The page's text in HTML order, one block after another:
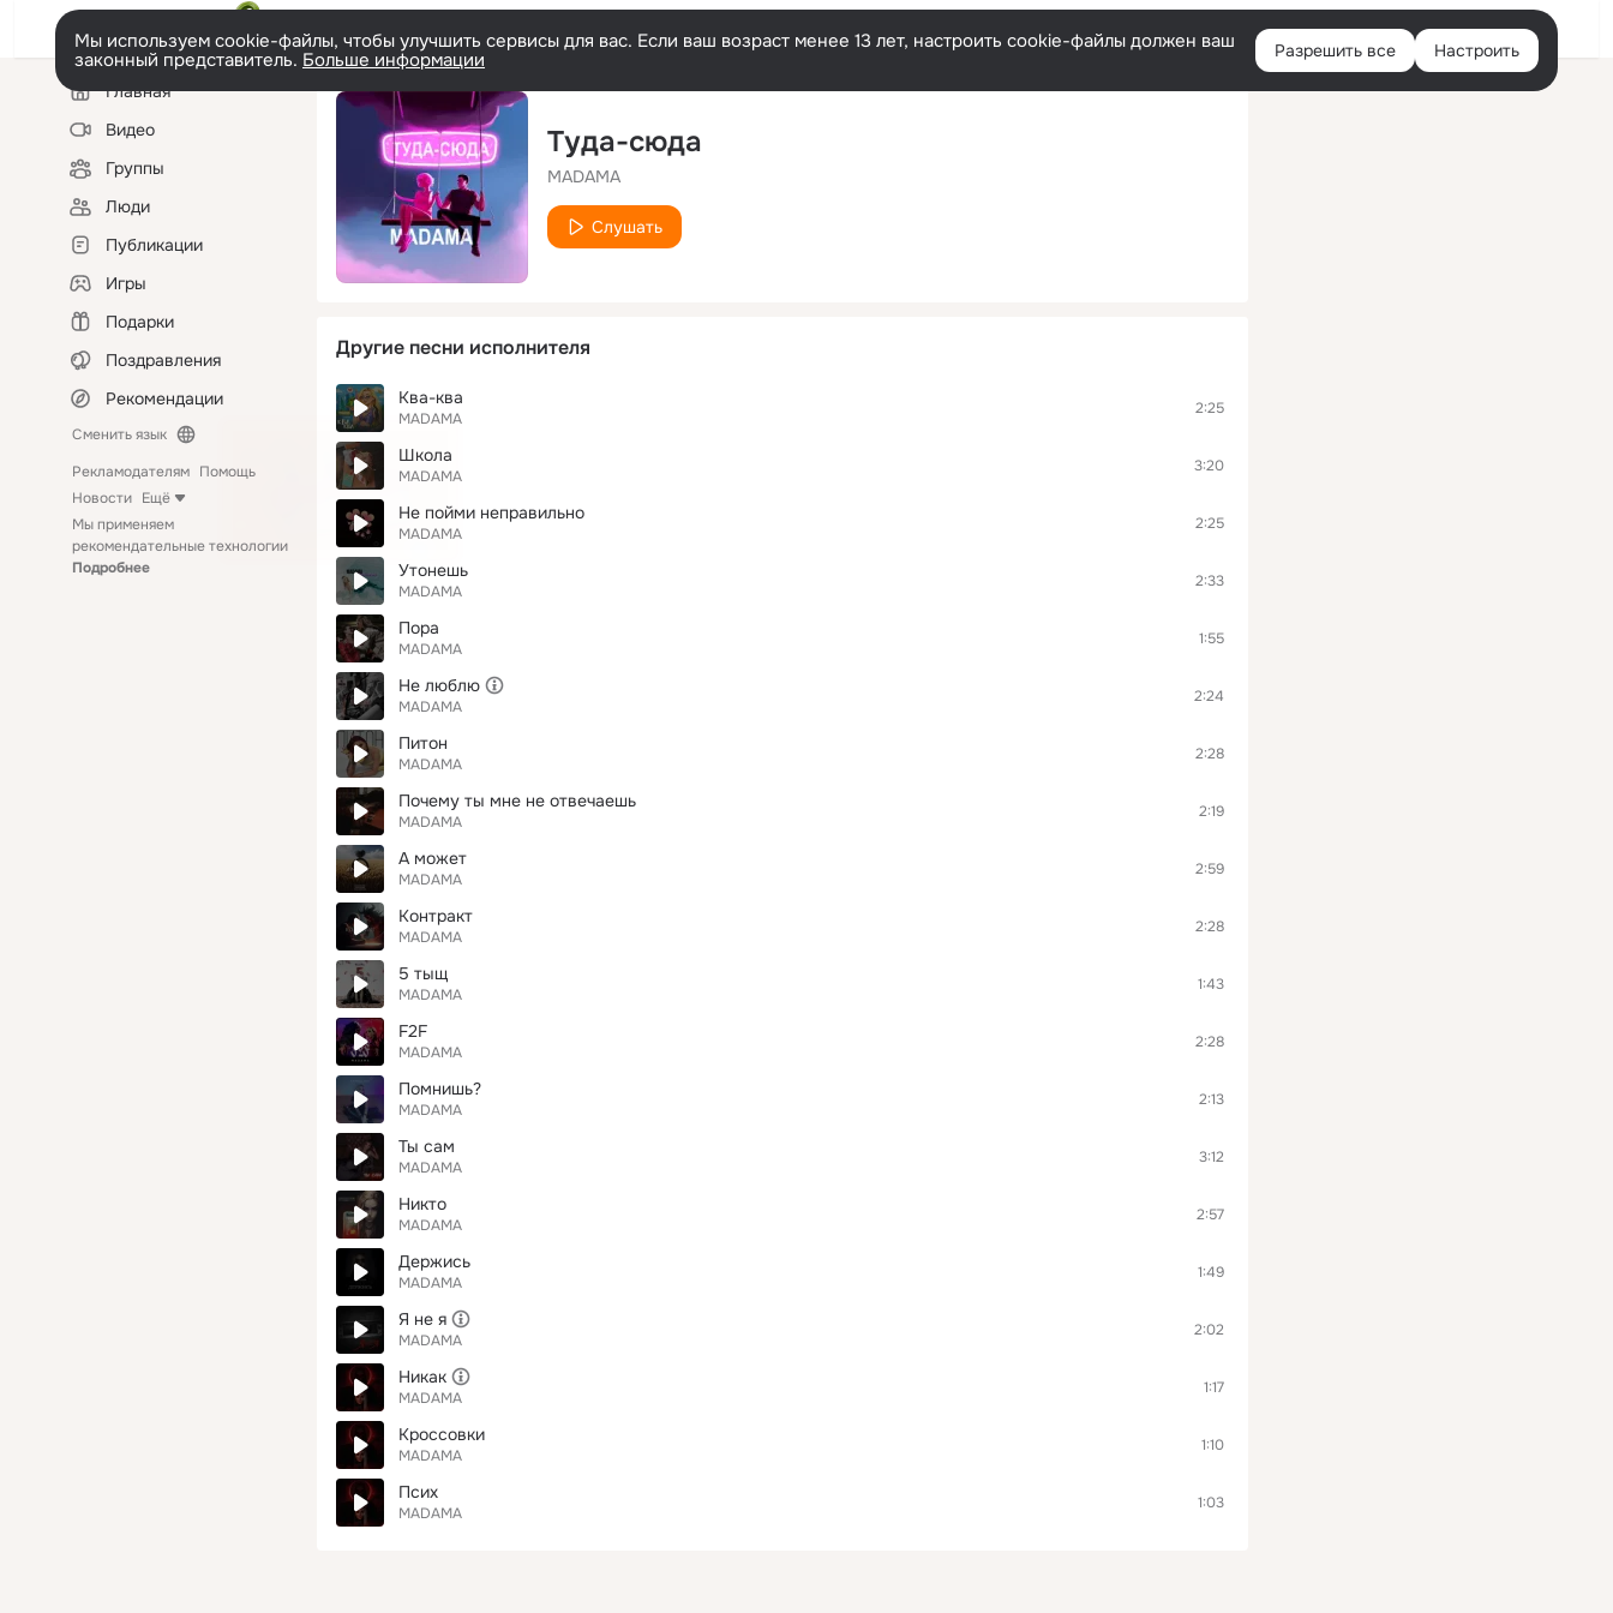
Войти
Мы используем cookie-файлы, чтобы улучшить сервисы для вас. Если ваш возраст менее 13 лет, настроить cookie-файлы должен ваш
законный представитель. Больше информации Разрешить все Настроить
Левая
колонкаГлавная
Видео
Группы
Люди
Публикации
Игры
Подарки
Поздравления
Рекомендации
Сменить язык
Рекламодателям Помощь
Новости Ещё
Мы применяем
рекомендательные технологии
Подробнее
Туда-сюда
MADAMA
Слушать
Другие песни исполнителя
Ква-ква
MADAMA
2:25
Школа
MADAMA
3:20
Не пойми неправильно
MADAMA
2:25
Утонешь
MADAMA
2:33
Пора
MADAMA
1:55
Не люблю
MADAMA
2:24
Питон
MADAMA
2:28
Почему ты мне не отвечаешь
MADAMA
2:19
А может
MADAMA
2:59
Контракт
MADAMA
2:28
5 тыщ
MADAMA
1:43
F2F
MADAMA
2:28
Помнишь?
MADAMA
2:13
Ты сам
MADAMA
3:12
Никто
MADAMA
2:57
Держись
MADAMA
1:49
Я не я
MADAMA
2:02
Никак
MADAMA
1:17
Кроссовки
MADAMA
1:10
Псих
MADAMA
1:03